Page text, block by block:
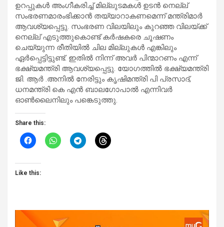
ഉറപ്പുകൾ അംഗീകരിച്ച്‌ മില്ലുടമകൾ ഉടൻ നെല്ല്‌
സംഭരണമാരംഭിക്കാൻ തയ്യാറാകണമെന്ന് മന്ത്രിമാർ
ആവശ്യപ്പെട്ടു. സംഭരണ വിലയിലും കുറഞ്ഞ വിലയ്ക്ക്
നെല്ല് എടുത്തുകൊണ്ട് കർഷകരെ ചൂഷണം
ചെയ്യുന്ന രീതിയിൽ ചില മില്ലുകൾ എങ്കിലും
ഏർപ്പെട്ടിട്ടുണ്ട്. ഇതിൽ നിന്ന് അവർ പിന്മാറണം എന്ന്
ഭക്ഷ്യമന്ത്രി ആവശ്യപ്പെട്ടു. യോഗത്തിൽ ഭക്ഷ്യമന്ത്രി
ജി. ആർ .അനിൽ നേരിട്ടും കൃഷിമന്ത്രി പി പ്രസാദ്‌,
ധനമന്ത്രി കെ എൻ ബാലഗോപാൽ എന്നിവർ
ഓൺലൈനിലും പങ്കെടുത്തു.
Share this:
Like this: